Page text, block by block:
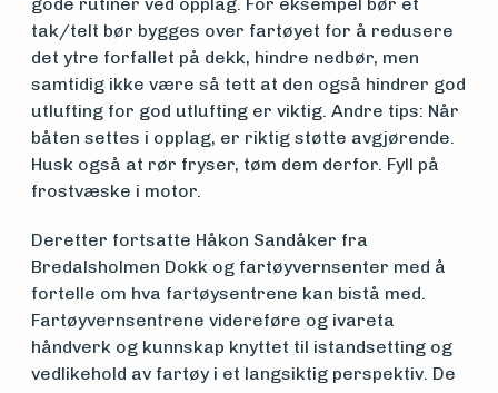
tak/telt bør bygges over fartøyet for å redusere
det ytre forfallet på dekk, hindre nedbør, men
samtidig ikke være så tett at den også hindrer god
utlufting for god utlufting er viktig. Andre tips: Når
båten settes i opplag, er riktig støtte avgjørende.
Husk også at rør fryser, tøm dem derfor. Fyll på
frostvæske i motor.
Deretter fortsatte Håkon Sandåker fra
Bredalsholmen Dokk og fartøyvernsenter med å
fortelle om hva fartøysentrene kan bistå med.
Fartøyvernsentrene videreføre og ivareta
håndverk og kunnskap knyttet til istandsetting og
vedlikehold av fartøy i et langsiktig perspektiv. De